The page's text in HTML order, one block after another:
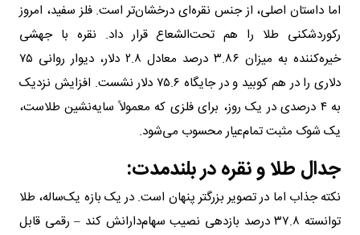
اما داستان اصلی، از جنس نقره‌ای درخشان‌تر است. فلز سفید، امروز
رکوردشکنی طلا را هم تحت‌الشعاع قرار داد. نقره با جهشی
خیره‌کننده به میزان ۳.۸۶ درصد معادل ۲.۸ دلار، دیوار روانی ۷۵
دلاری را در هم کوبید و در جایگاه ۷۵.۶ دلار نشست. افزایش نزدیک
به ۴ درصدی در یک روز، برای فلزی که معمولاً سایه‌نشین طلاست،
یک شوک مثبت تمام‌عیار محسوب می‌شود.
جدال طلا و نقره در بلندمدت:
نکته جذاب اما در تصویر بزرگتر پنهان است. در یک بازه یک‌ساله، طلا
توانسته ۳۷.۸ درصد بازدهی نصیب سهام‌دارانش کند – رقمی قابل